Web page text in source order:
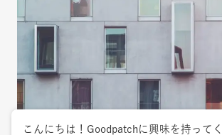
こんにちは！Goodpatchに興味を持って